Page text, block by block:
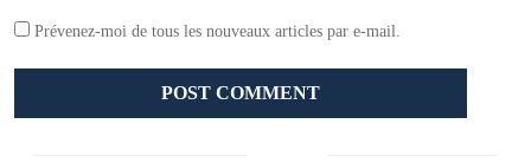
Prévenez-moi de tous les nouveaux articles par e-mail.